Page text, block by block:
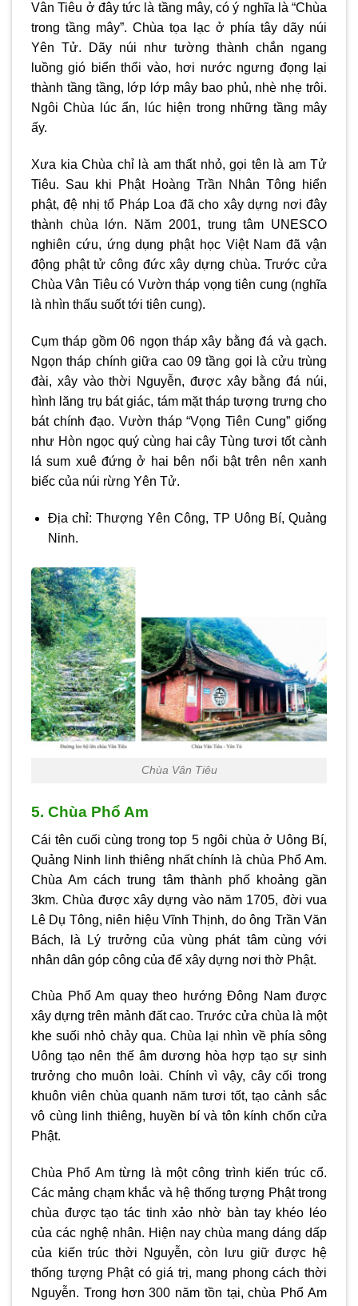
Vân Tiêu ở đây tức là tầng mây, có ý nghĩa là “Chùa
trong tầng mây”. Chùa tọa lạc ở phía tây dãy núi
Yên Tử. Dãy núi như tường thành chắn ngang
luồng gió biển thổi vào, hơi nước ngưng đọng lại
thành tầng tầng, lớp lớp mây bao phủ, nhè nhẹ trôi.
Ngôi Chùa lúc ẩn, lúc hiện trong những tầng mây
ấy.
Xưa kia Chùa chỉ là am thất nhỏ, gọi tên là am Tử
Tiêu. Sau khi Phật Hoàng Trần Nhân Tông hiển
phật, đệ nhị tổ Pháp Loa đã cho xây dựng nơi đây
thành chùa lớn. Năm 2001, trung tâm UNESCO
nghiên cứu, ứng dụng phật học Việt Nam đã vận
động phật tử công đức xây dựng chùa. Trước cửa
Chùa Vân Tiêu có Vườn tháp vọng tiên cung (nghĩa
là nhìn thấu suốt tới tiên cung).
Cụm tháp gồm 06 ngọn tháp xây bằng đá và gạch.
Ngọn tháp chính giữa cao 09 tầng gọi là cửu trùng
đài, xây vào thời Nguyễn, được xây bằng đá núi,
hình lăng trụ bát giác, tám mặt tháp tượng trưng cho
bát chính đạo. Vườn tháp “Vọng Tiên Cung” giống
như Hòn ngọc quý cùng hai cây Tùng tươi tốt cành
lá sum xuê đứng ở hai bên nổi bật trên nên xanh
biếc của núi rừng Yên Tử.
Địa chỉ: Thượng Yên Công, TP Uông Bí, Quảng
Ninh.
Chùa Vân Tiêu
5. Chùa Phổ Am
Cái tên cuối cùng trong top 5 ngôi chùa ở Uông Bí,
Quảng Ninh linh thiêng nhất chính là chùa Phổ Am.
Chùa Am cách trung tâm thành phố khoảng gần
3km. Chùa được xây dựng vào năm 1705, đời vua
Lê Dụ Tông, niên hiệu Vĩnh Thịnh, do ông Trần Văn
Bách, là Lý trưởng của vùng phát tâm cùng với
nhân dân góp công của để xây dựng nơi thờ Phật.
Chùa Phổ Am quay theo hướng Đông Nam được
xây dựng trên mảnh đất cao. Trước cửa chùa là một
khe suối nhỏ chảy qua. Chùa lại nhìn về phía sông
Uông tạo nên thế âm dương hòa hợp tạo sự sinh
trưởng cho muôn loài. Chính vì vậy, cây cối trong
khuôn viên chùa quanh năm tươi tốt, tạo cảnh sắc
vô cùng linh thiêng, huyền bí và tôn kính chốn cửa
Phật.
Chùa Phổ Am từng là một công trình kiến trúc cổ.
Các mảng chạm khắc và hệ thống tượng Phật trong
chùa được tạo tác tinh xảo nhờ bàn tay khéo léo
của các nghệ nhân. Hiện nay chùa mang dáng dấp
của kiến trúc thời Nguyễn, còn lưu giữ được hệ
thống tượng Phật có giá trị, mang phong cách thời
Nguyễn. Trong hơn 300 năm tồn tại, chùa Phổ Am